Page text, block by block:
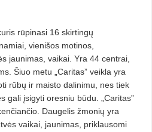
rūpinasi 16 skirtingų
vienišos motinos,
jaunimas, vaikai. Yra 44 centrai,
Šiuo metu „Caritas” veikla yra
rūbų ir maisto dalinimu, nes tiek
gali įsigyti oresniu būdu. „Caritas”
Daugelis žmonių yra
vaikai, jaunimas, priklausomi